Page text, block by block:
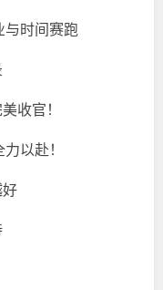
与时间赛跑
收官！
以赴！